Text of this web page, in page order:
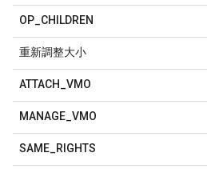
OP CHILDREN
重新調整大小
ATTACH VMO
MANAGE VMO
SAME RIGHTS